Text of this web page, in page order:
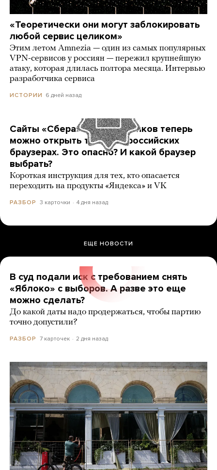
«Теоретически они могут заблокировать
любой сервис целиком»
Этим летом Amnezia — один из самых популярных
VPN-сервисов у россиян — пережил крупнейшую
атаку, которая длилась полтора месяца. Интервью
разработчика сервиса
ИСТОРИИ 6 дней назад
Сайты «Сбера» и других банков теперь
можно открыть только в российских
браузерах. Это опасно? И какой браузер
выбрать?
Короткая инструкция для тех, кто опасается
переходить на продукты «Яндекса» и VK
РАЗБОР 3 карточки 4 дня назад
ЕЩЕ НОВОСТИ
В суд подали иск с требованием снять
«Яблоко» с выборов. А разве это еще
можно сделать?
До какой даты надо продержаться, чтобы партию
точно допустили?
РАЗБОР 7 карточек 2 дня назад